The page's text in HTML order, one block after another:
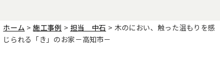
ホーム >施工事例 > 担当 中石 > 木のにおい、触った温もりを感
じられる「き」のお家－高知市－